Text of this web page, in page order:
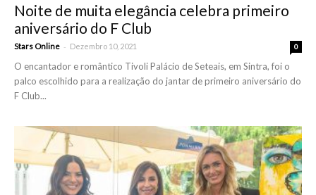
Noite de muita elegância celebra primeiro
aniversário do F Club
Stars Online - Dezembro 10, 2021 0
O encantador e romântico Tivoli Palácio de Seteais, em Sintra, foi o
palco escolhido para a realização do jantar de primeiro aniversário do
F Club...